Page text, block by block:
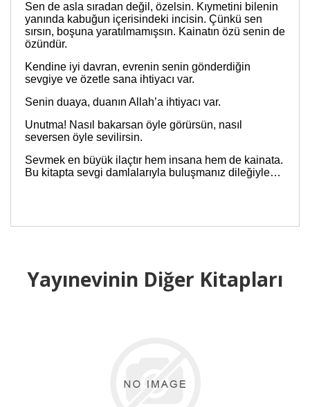
Sen de asla sıradan değil, özelsin. Kıymetini bilenin
yanında kabuğun içerisindeki incisin. Çünkü sen
sırsın, boşuna yaratılmamışsın. Kainatın özü senin de
özündür.
Kendine iyi davran, evrenin senin gönderdiğin
sevgiye ve özetle sana ihtiyacı var.
Senin duaya, duanın Allah’a ihtiyacı var.
Unutma! Nasıl bakarsan öyle görürsün, nasıl
seversen öyle sevilirsin.
Sevmek en büyük ilaçtır hem insana hem de kainata.
Bu kitapta sevgi damlalarıyla buluşmanız dileğiyle…
Yayınevinin Diğer Kitapları